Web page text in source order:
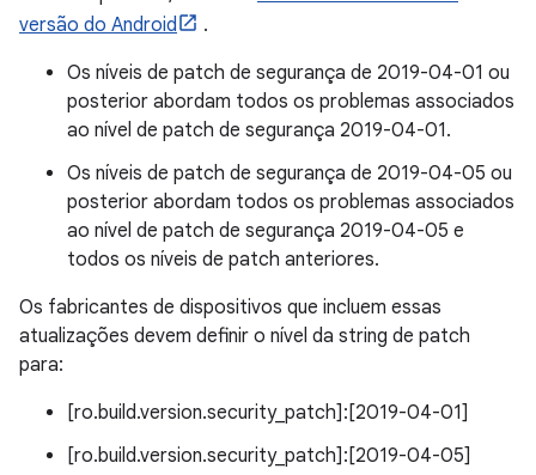
versão do Android
.
Os níveis de patch de segurança de 2019-04-01 ou
posterior abordam todos os problemas associados
ao nível de patch de segurança 2019-04-01.
Os níveis de patch de segurança de 2019-04-05 ou
posterior abordam todos os problemas associados
ao nível de patch de segurança 2019-04-05 e
todos os níveis de patch anteriores.
Os fabricantes de dispositivos que incluem essas
atualizações devem definir o nível da string de patch
para:
[ro.build.version.security_patch]:[2019-04-01]
[ro.build.version.security_patch]:[2019-04-05]